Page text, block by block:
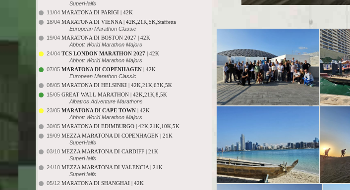
SuperHalfs
11/04 MARATONA DI PARIGI | 42K
18/04 MARATONA DI VIENNA | 42K,21K,5K,Staffetta
European Marathon Classic
19/04 MARATONA DI BOSTON 2027 | 42K
Abbott World Marathon Majors
24/04 TCS LONDON MARATHON 2027 | 42K
Abbott World Marathon Majors
07/05 MARATONA DI COPENHAGEN | 42K
European Marathon Classic
08/05 MARATONA DI HELSINKI | 42K,21K,63K,5K
15/05 GREAT WALL MARATHON | 42K,21K,8,5K
Albatros Adventure Marathons
23/05 MARATONA DI CAPE TOWN | 42K
Abbott World Marathon Majors
30/05 MARATONA DI EDIMBURGO | 42K,21K,10K,5K
19/09 MEZZA MARATONA DI COPENHAGEN | 21K
SuperHalfs
03/10 MEZZA MARATONA DI CARDIFF | 21K
SuperHalfs
24/10 MEZZA MARATONA DI VALENCIA | 21K
SuperHalfs
05/12 MARATONA DI SHANGHAI | 42K